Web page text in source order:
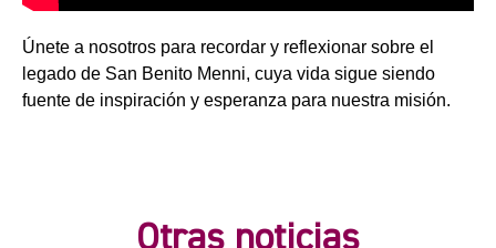
Únete a nosotros para recordar y reflexionar sobre el
legado de San Benito Menni, cuya vida sigue siendo
fuente de inspiración y esperanza para nuestra misión.
Otras noticias